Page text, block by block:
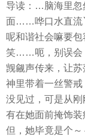
导读：…脑海里忽
面……哗口水直流
呢和谐社会嘛要
笑……呃，别误会
觊觎声传来，让苏
神里带着一丝警
没见过，可是从
有在她面前掩饰装
但，她毕竟是个